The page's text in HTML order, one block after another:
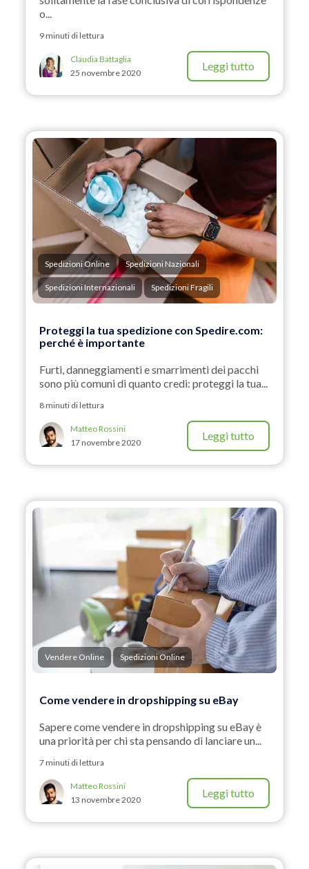
o...
9 minuti di lettura
Claudia Battaglia
25 novembre 2020
Leggi tutto
Spedizioni Online Spedizioni Nazionali
Spedizioni Internazionali Spedizioni Fragili
Proteggi la tua spedizione con Spedire.com:
perché è importante
Furti, danneggiamenti e smarrimenti dei pacchi
sono più comuni di quanto credi: proteggi la tua...
8 minuti di lettura
Matteo Rossini
17 novembre 2020
Leggi tutto
Vendere Online Spedizioni Online
Come vendere in dropshipping su eBay
Sapere come vendere in dropshipping su eBay è
una priorità per chi sta pensando di lanciare un...
7 minuti di lettura
Matteo Rossini
13 novembre 2020
Leggi tutto